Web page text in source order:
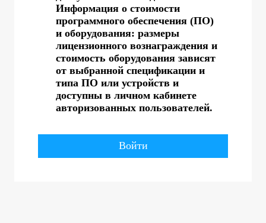
Информация о стоимости
программного обеспечения (ПО)
и оборудования: размеры
лицензионного вознаграждения и
стоимость оборудования зависят
от выбранной спецификации и
типа ПО или устройств и
доступны в личном кабинете
авторизованных пользователей.
Войти